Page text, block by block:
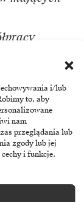
i/lub
to, aby
nam
przeglądania lub
zgody lub jej
i funkcje.
takie
jest
aby